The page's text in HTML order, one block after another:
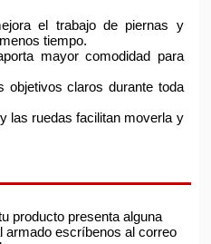
el trabajo de piernas y
tiempo.
mayor comodidad para
objetivos claros durante toda
las ruedas facilitan moverla y
producto presenta alguna
armado escríbenos al correo